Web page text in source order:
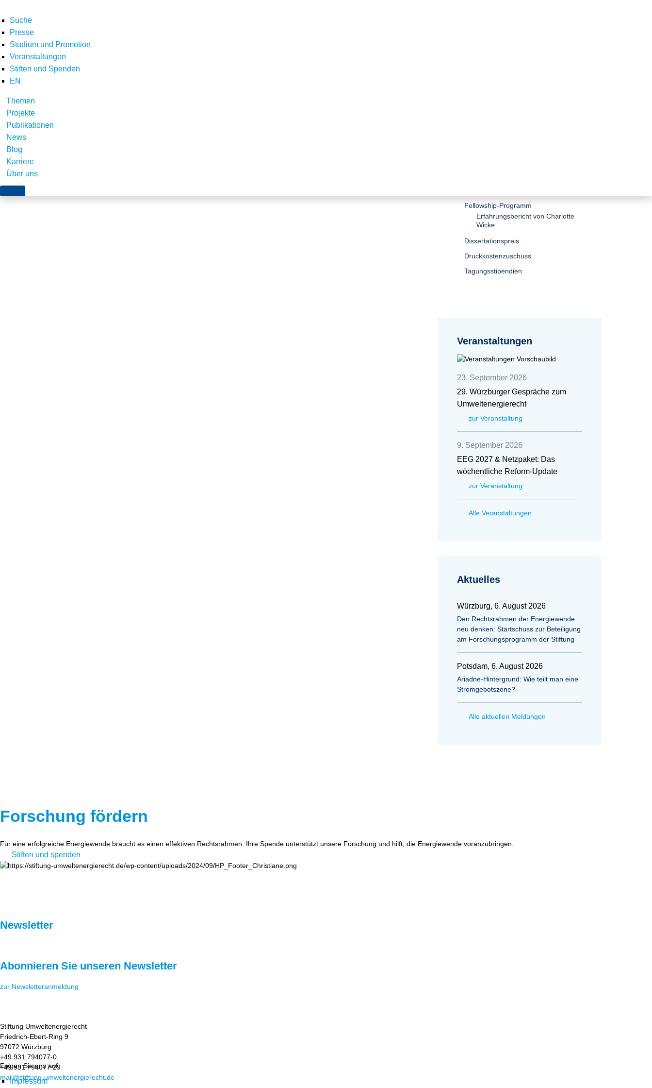
Suche
Presse
Studium und Promotion
Veranstaltungen
Stiften und Spenden
EN
Themen
Projekte
Publikationen
News
Blog
Karriere
Über uns
Home Studium und Promotion
Teilen
Fellowship-Programm
Erfahrungsbericht von Charlotte
Wicke
Dissertationspreis
Druckkostenzuschuss
Tagungsstipendien
Veranstaltungen
23. September 2026
29. Würzburger Gespräche zum
Umweltenergierecht
zur Veranstaltung
9. September 2026
EEG 2027 & Netzpaket: Das
wöchentliche Reform-Update
zur Veranstaltung
Alle Veranstaltungen
Aktuelles
Würzburg, 6. August 2026
Den Rechtsrahmen der Energiewende
neu denken: Startschuss zur Beteiligung
am Forschungsprogramm der Stiftung
Potsdam, 6. August 2026
Ariadne-Hintergrund: Wie teilt man eine
Stromgebotszone?
Alle aktuellen Meldungen
Forschung fördern
Für eine erfolgreiche Energiewende braucht es einen effektiven Rechtsrahmen. Ihre Spende unterstützt unsere Forschung und hilft, die Energiewende voranzubringen.
Stiften und spenden
Newsletter
Abonnieren Sie unseren Newsletter
zur Newsletteranmeldung
Stiftung Umweltenergierecht
Friedrich-Ebert-Ring 9
97072 Würzburg
+49 931 794077-0
+49 931 794077-29
mail@stiftung-umweltenergierecht.de
Folgen Sie uns auf
Impressum